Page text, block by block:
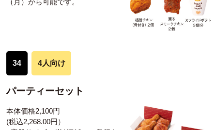
（月）から可能です。
34 4人向け
パーティーセット
本体価格2,100円
(税込2,268.00円）